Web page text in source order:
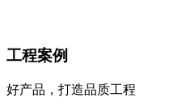
工程案例
好产品，打造品质工程